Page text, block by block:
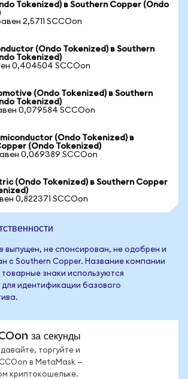
Tokenized) в Southern Copper (Ondo
2,5711 SCCOon
(Ondo Tokenized) в Southern
Tokenized)
0,404504 SCCOon
(Ondo Tokenized) в Southern
Tokenized)
0,079584 SCCOon
(Ondo Tokenized) в
(Ondo Tokenized)
0,069389 SCCOon
(Ondo Tokenized) в Southern Copper
0,822371 SCCOon
выпущен, не спонсирован, не одобрен и
с Southern Copper. Название компании
знаки используются
идентификации базового
за секунды
торгуйте и
в MetaMask —
криптокошельке.